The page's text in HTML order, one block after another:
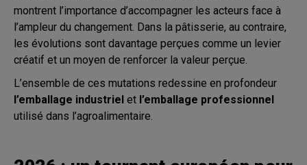
montrent l’importance d’accompagner les acteurs face à
l’ampleur du changement. Dans la pâtisserie, au contraire,
les évolutions sont davantage perçues comme un levier
créatif et un moyen de renforcer la valeur perçue.
L’ensemble de ces mutations redessine en profondeur
l’emballage industriel et l’emballage professionnel
utilisé dans l’agroalimentaire.